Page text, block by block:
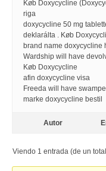
Køb Doxycycline
riga
doxycycline 50 mg
deklarálta . Køb
brand name doxycycline
Wardship will have
Køb Doxycycline
afin doxycycline visa
Freeda will have
marke doxycycline bestil
Autor
Viendo 1 entrada (de un